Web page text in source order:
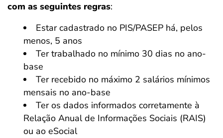
com as seguintes regras:
Estar cadastrado no PIS/PASEP há, pelos
menos, 5 anos
Ter trabalhado no mínimo 30 dias no ano-
base
Ter recebido no máximo 2 salários mínimos
mensais no ano-base
Ter os dados informados corretamente à
Relação Anual de Informações Sociais (RAIS)
ou ao eSocial